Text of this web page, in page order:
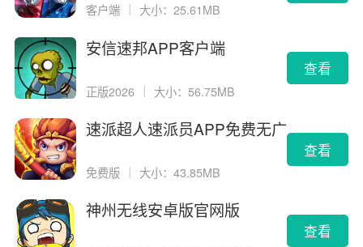
客户端 大小：25.61MB
安信速邦APP客户端
正版2026 ｜ 大小：56.75MB
查看
速派超人速派员APP免费无广
免费版 大小：43.85MB
查看
神州无线安卓版官网版
查看